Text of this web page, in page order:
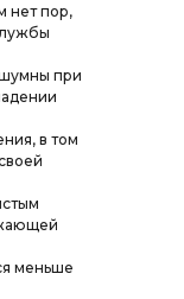
нет пор,
при
в том
меньше